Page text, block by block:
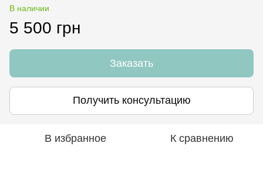
В наличии
5 500 грн
Заказать
Получить консультацию
В избранное К сравнению